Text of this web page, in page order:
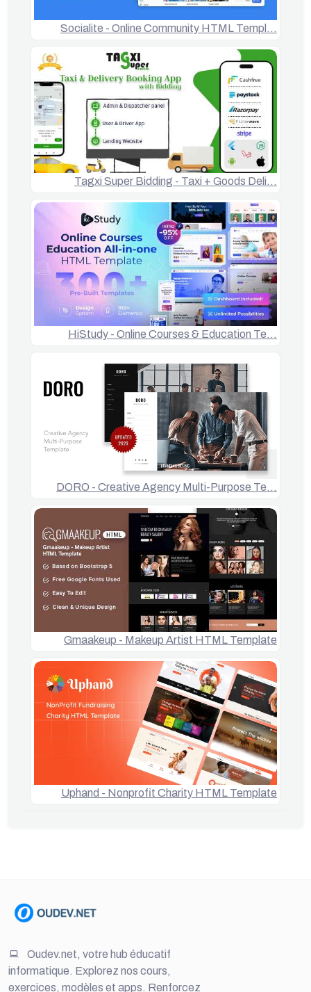
Socialite - Online Community HTML Templ…
Tagxi Super Bidding - Taxi + Goods Deli…
HiStudy - Online Courses & Education Te…
DORO - Creative Agency Multi-Purpose Te…
Gmaakeup - Makeup Artist HTML Template
Uphand - Nonprofit Charity HTML Template
Oudev.net, votre hub éducatif
informatique. Explorez nos cours,
exercices, modèles et apps. Renforcez